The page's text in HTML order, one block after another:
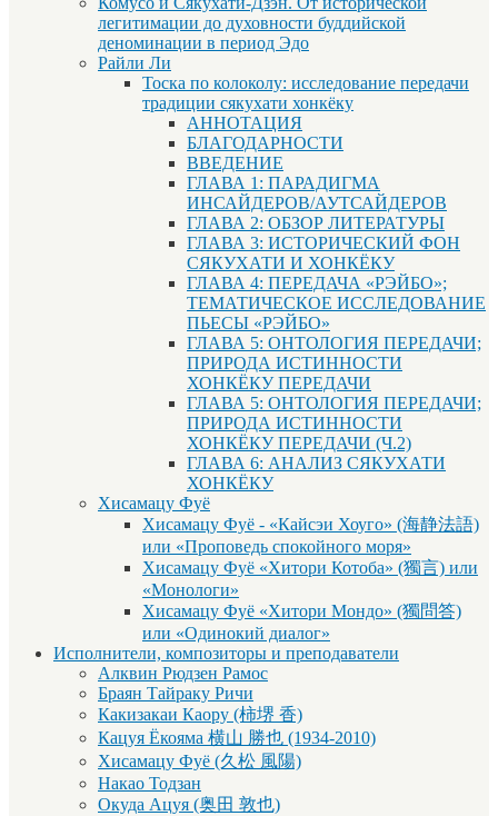
легитимации до духовности буддийской
деноминации в период Эдо
Райли Ли
Тоска по колоколу: исследование передачи
традиции сякухати хонкёку
АННОТАЦИЯ
БЛАГОДАРНОСТИ
ВВЕДЕНИЕ
ГЛАВА 1: ПАРАДИГМА
ИНСАЙДЕРОВ/АУТСАЙДЕРОВ
ГЛАВА 2: ОБЗОР ЛИТЕРАТУРЫ
ГЛАВА 3: ИСТОРИЧЕСКИЙ ФОН
СЯКУХАТИ И ХОНКЁКУ
ГЛАВА 4: ПЕРЕДАЧА «РЭЙБО»;
ТЕМАТИЧЕСКОЕ ИССЛЕДОВАНИЕ
ПЬЕСЫ «РЭЙБО»
ГЛАВА 5: ОНТОЛОГИЯ ПЕРЕДАЧИ;
ПРИРОДА ИСТИННОСТИ
ХОНКЁКУ ПЕРЕДАЧИ
ГЛАВА 5: ОНТОЛОГИЯ ПЕРЕДАЧИ;
ПРИРОДА ИСТИННОСТИ
ХОНКЁКУ ПЕРЕДАЧИ (Ч.2)
ГЛАВА 6: АНАЛИЗ СЯКУХАТИ
ХОНКЁКУ
Хисамацу Фуё
Хисамацу Фуё - «Кайсэи Хоуго» (海静法語)
или «Проповедь спокойного моря»
Хисамацу Фуё «Хитори Котоба» (獨言) или
«Монологи»
Хисамацу Фуё «Хитори Мондо» (獨問答)
или «Одинокий диалог»
Исполнители, композиторы и преподаватели
Алквин Рюдзен Рамос
Браян Тайраку Ричи
Какизакаи Каору (柿堺 香)
Кацуя Ёкояма 横山 勝也 (1934-2010)
Хисамацу Фуё (久松 風陽)
Накао Тодзан
Окуда Ацуя (奥田 敦也)